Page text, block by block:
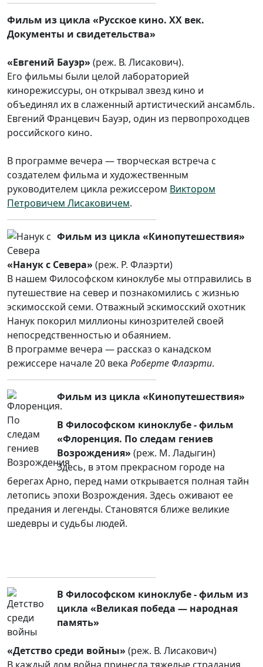
Фильм из цикла «Русское кино. XX век.
Документы и свидетельства»
«Евгений Бауэр» (реж. В. Лисакович).
Его фильмы были целой лабораторией
кинорежиссуры, он открывал звезд кино и
объединял их в слаженный артистический ансамбль.
Евгений Францевич Бауэр, один из первопроходцев
российского кино.
В программе вечера — творческая встреча с
создателем фильма и художественным
руководителем цикла режиссером Виктором
Петровичем Лисаковичем.
Фильм из цикла «Кинопутешествия»
«Нанук с Севера» (реж. Р. Флаэрти)
В нашем Философском киноклубе мы отправились в
путешествие на север и познакомились с жизнью
эскимосской семи. Отважный эскимосский охотник
Нанук покорил миллионы кинозрителей своей
непосредственностью и обаянием.
В программе вечера — рассказ о канадском
режиссере начале 20 века Роберте Флаэрти.
Фильм из цикла «Кинопутешествия»
В Философском киноклубе - фильм
«Флоренция. По следам гениев
Возрождения» (реж. М. Ладыгин)
Здесь, в этом прекрасном городе на
берегах Арно, перед нами открывается полная тайн
летопись эпохи Возрождения. Здесь оживают ее
предания и легенды. Становятся ближе великие
шедевры и судьбы людей.
В Философском киноклубе - фильм из
цикла «Великая победа — народная
память»
«Детство среди войны» (реж. В. Лисакович)